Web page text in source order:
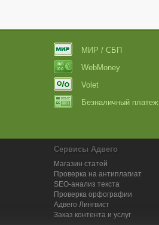
МИР / СБП
WebMoney
Volet
Безналичный платеж
Сервисы Адвего
Магазин статей
Проверка на антиплагиат
SEO-анализ текста
Проверка орфографии
Адвего Лингвист
Заказ контента и услуг